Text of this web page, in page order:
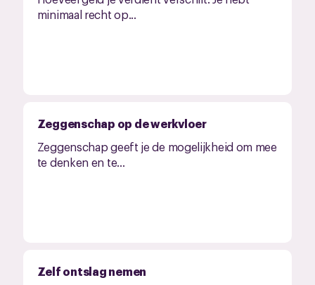
minimaal recht op...
Zeggenschap op de werkvloer
Zeggenschap geeft je de mogelijkheid om mee
te denken en te...
Zelf ontslag nemen